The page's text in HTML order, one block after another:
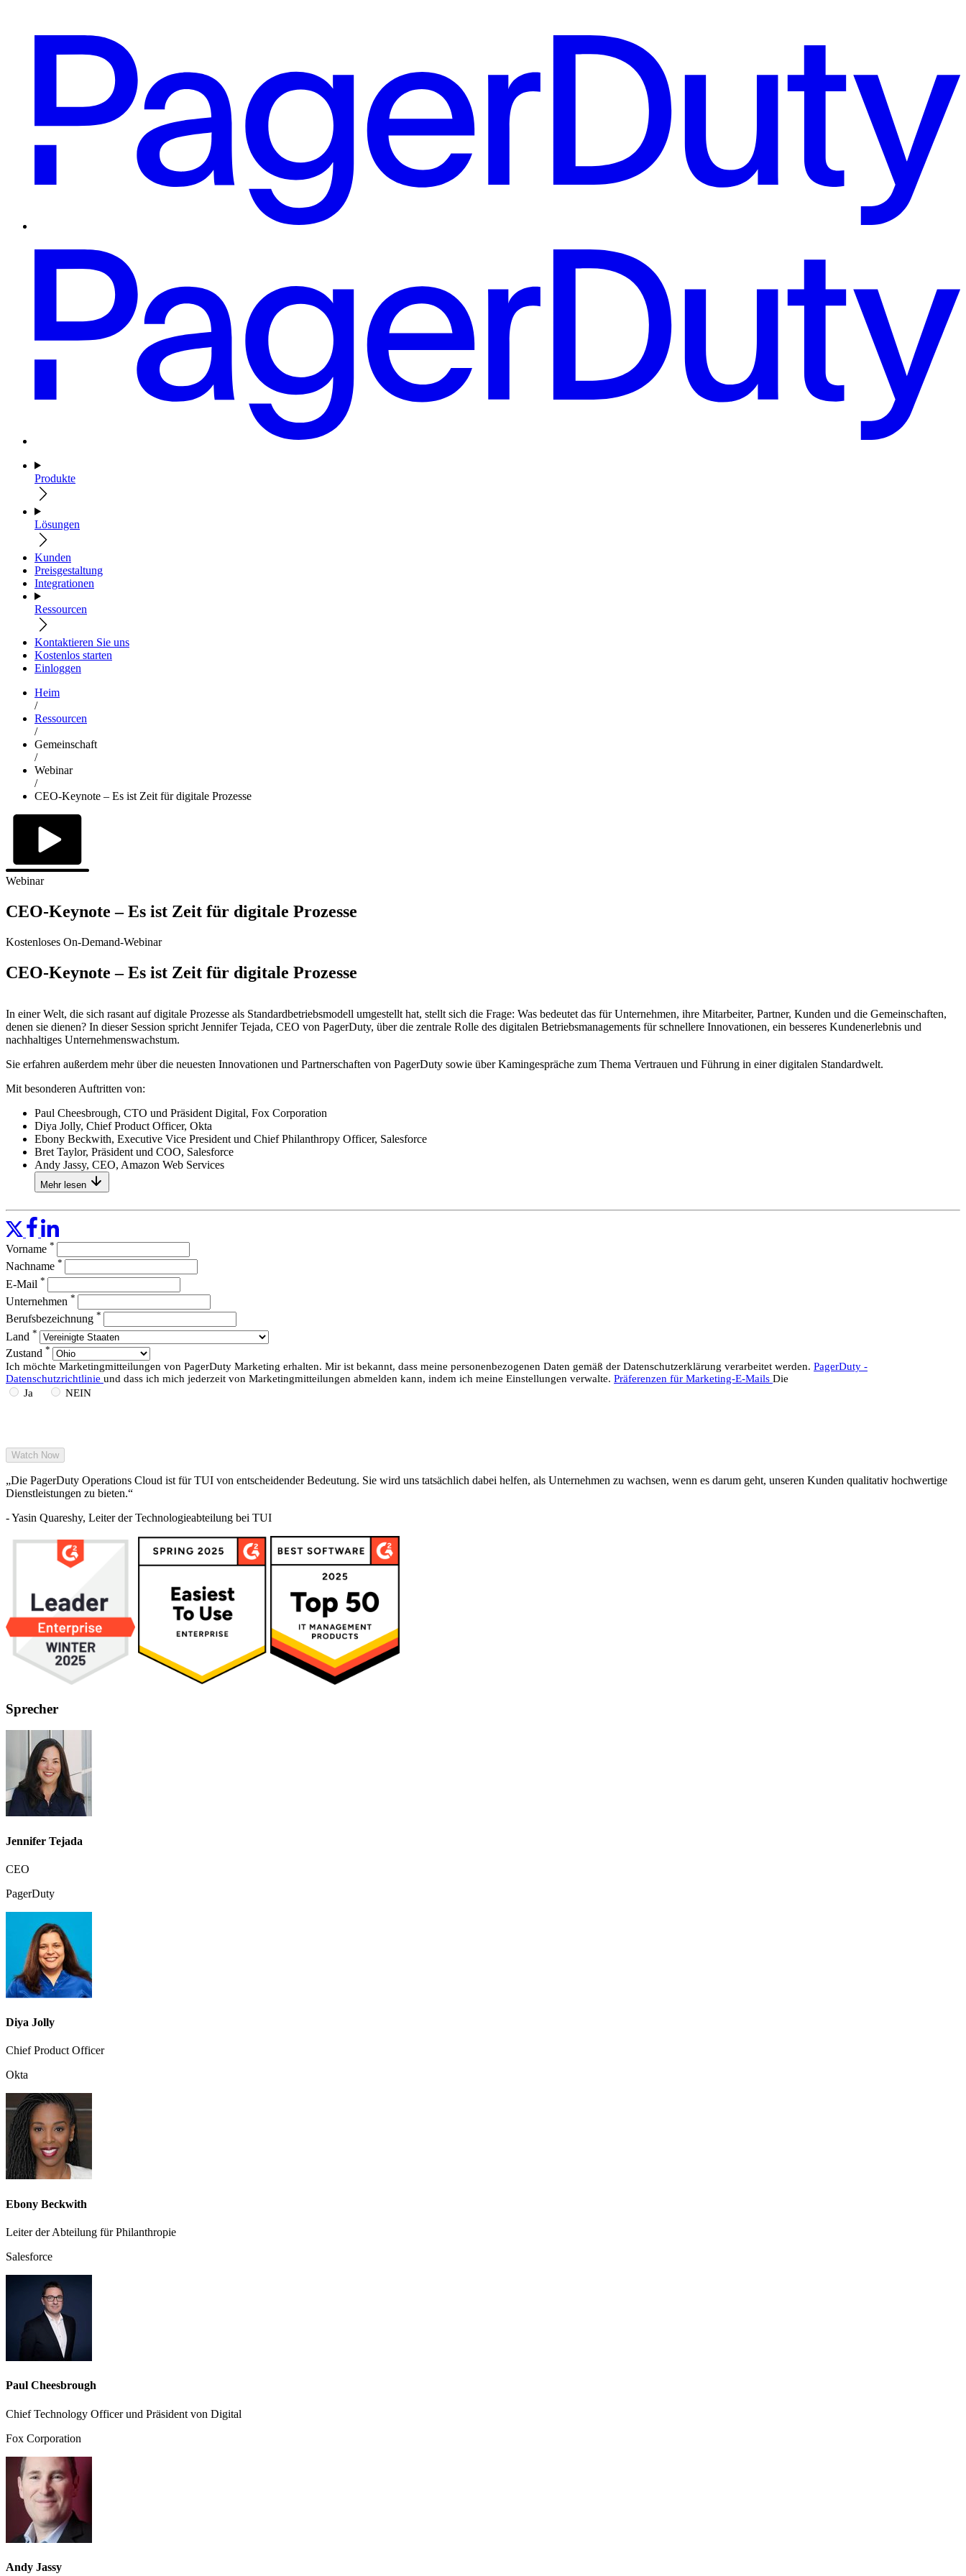
Produkte
Lösungen
Kunden
Preisgestaltung
Integrationen
Ressourcen
Kontaktieren Sie uns
Kostenlos starten
Einloggen
Heim
/
Ressourcen
/
Gemeinschaft
/
Webinar
/
CEO-Keynote – Es ist Zeit für digitale Prozesse
Webinar
CEO-Keynote – Es ist Zeit für digitale Prozesse
Kostenloses On-Demand-Webinar
CEO-Keynote – Es ist Zeit für digitale Prozesse
In einer Welt, die sich rasant auf digitale Prozesse als Standardbetriebsmodell umgestellt hat, stellt sich die Frage: Was bedeutet das für Unternehmen, ihre Mitarbeiter, Partner, Kunden und die Gemeinschaften,
denen sie dienen? In dieser Session spricht Jennifer Tejada, CEO von PagerDuty, über die zentrale Rolle des digitalen Betriebsmanagements für schnellere Innovationen, ein besseres Kundenerlebnis und
nachhaltiges Unternehmenswachstum.
Sie erfahren außerdem mehr über die neuesten Innovationen und Partnerschaften von PagerDuty sowie über Kamingespräche zum Thema Vertrauen und Führung in einer digitalen Standardwelt.
Mit besonderen Auftritten von:
Paul Cheesbrough, CTO und Präsident Digital, Fox Corporation
Diya Jolly, Chief Product Officer, Okta
Ebony Beckwith, Executive Vice President und Chief Philanthropy Officer, Salesforce
Bret Taylor, Präsident und COO, Salesforce
Andy Jassy, ​​CEO, Amazon Web Services
Mehr lesen
Vorname *
Nachname *
E-Mail *
Unternehmen *
Berufsbezeichnung *
Land *
Zustand *
Ich möchte Marketingmitteilungen von PagerDuty Marketing erhalten. Mir ist bekannt, dass meine personenbezogenen Daten gemäß der Datenschutzerklärung verarbeitet werden. PagerDuty -
Datenschutzrichtlinie und dass ich mich jederzeit von Marketingmitteilungen abmelden kann, indem ich meine Einstellungen verwalte. Präferenzen für Marketing-E-Mails Die
Ja
NEIN
„Die PagerDuty Operations Cloud ist für TUI von entscheidender Bedeutung. Sie wird uns tatsächlich dabei helfen, als Unternehmen zu wachsen, wenn es darum geht, unseren Kunden qualitativ hochwertige
Dienstleistungen zu bieten.“
- Yasin Quareshy, Leiter der Technologieabteilung bei TUI
Sprecher
Jennifer Tejada
CEO
PagerDuty
Diya Jolly
Chief Product Officer
Okta
Ebony Beckwith
Leiter der Abteilung für Philanthropie
Salesforce
Paul Cheesbrough
Chief Technology Officer und Präsident von Digital
Fox Corporation
Andy Jassy